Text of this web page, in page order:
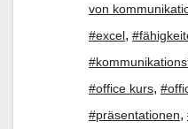
von
#excel,
#office kurs,
#präsentationen,